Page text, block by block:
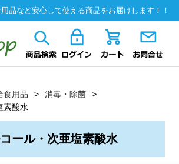
品など安心して使える商品をお届けします！！
食用品
消毒・除菌
素酸水
ール・次亜塩素酸水